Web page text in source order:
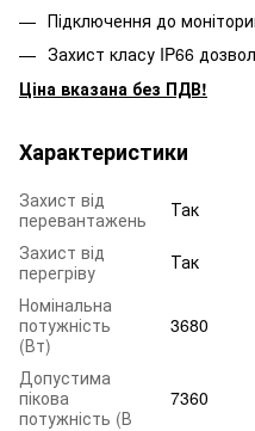
Підключення до
Захист класу IP66
Ціна вказана без ПДВ!
Характеристики
Захист від
перевантажень
Так
Захист від
перегріву
Так
Номінальна
потужність
(Вт)
3680
Допустима
пікова
потужність (В
7360